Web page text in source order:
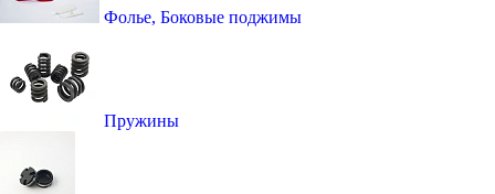
Фолье, Боковые поджимы
Пружины